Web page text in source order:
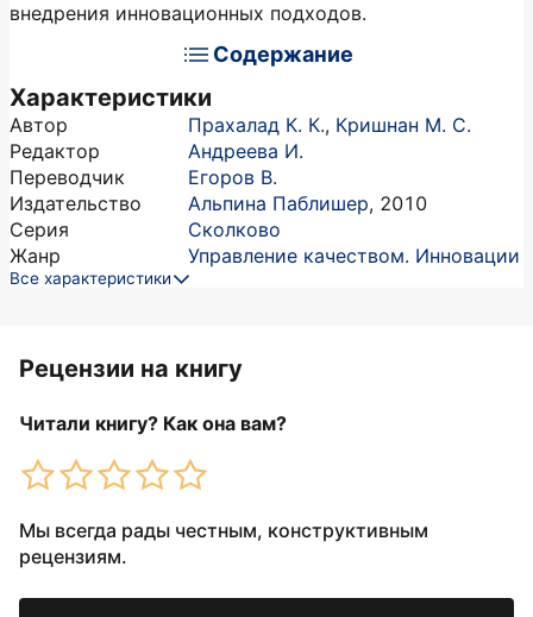
внедрения инновационных подходов.
Содержание
Характеристики
Автор Прахалад К. К., Кришнан М. С.
Редактор
Андреева И.
Переводчик
Егоров В.
Издательство
Альпина Паблишер, 2010
Серия
Сколково
Жанр
Управление качеством. Инновации
Все характеристики
Рецензии на книгу
Читали книгу? Как она вам?
Мы всегда рады честным, конструктивным
рецензиям.